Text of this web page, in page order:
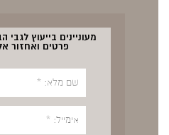
מעוניינים בייעוץ
פרטים ואחזור